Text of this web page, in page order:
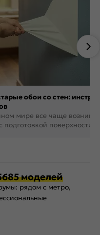
обои со стен:
мире все чаще
подготовкой поверхности
моделей
рядом с метро,